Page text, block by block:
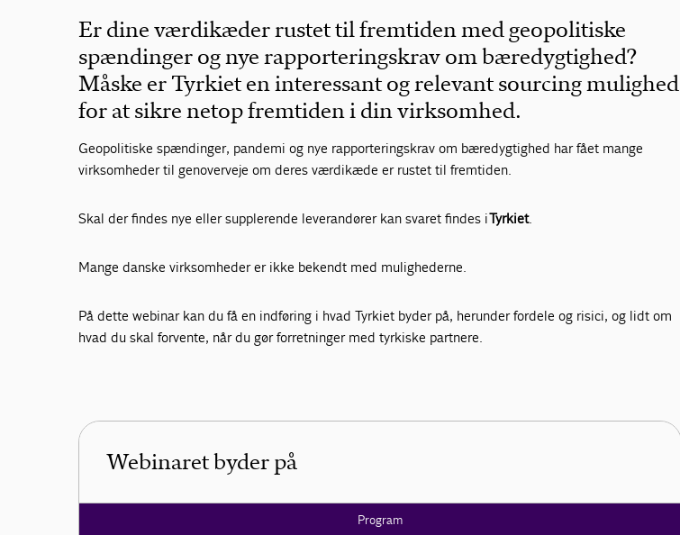
Er dine værdikæder rustet til fremtiden med geopolitiske
spændinger og nye rapporteringskrav om bæredygtighed?
Måske er Tyrkiet en interessant og relevant sourcing mulighed
for at sikre netop fremtiden i din virksomhed.
Geopolitiske spændinger, pandemi og nye rapporteringskrav om bæredygtighed har fået mange
virksomheder til genoverveje om deres værdikæde er rustet til fremtiden.
Skal der findes nye eller supplerende leverandører kan svaret findes iTyrkiet.
Mange danske virksomheder er ikke bekendt med mulighederne.
På dette webinar kan du få en indføring i hvad Tyrkiet byder på, herunder fordele og risici, og lidt om
hvad du skal forvente, når du gør forretninger med tyrkiske partnere.
Webinaret byder på
Program